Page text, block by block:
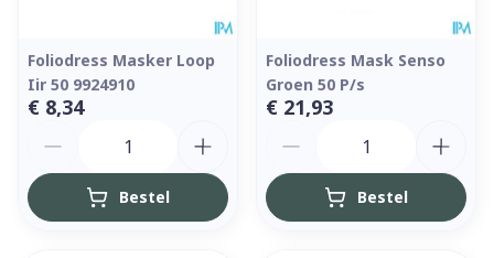
Foliodress Masker Loop
Iir 50 9924910
€ 8,34
Bestel
Foliodress Mask Senso
Groen 50 P/s
€ 21,93
Bestel